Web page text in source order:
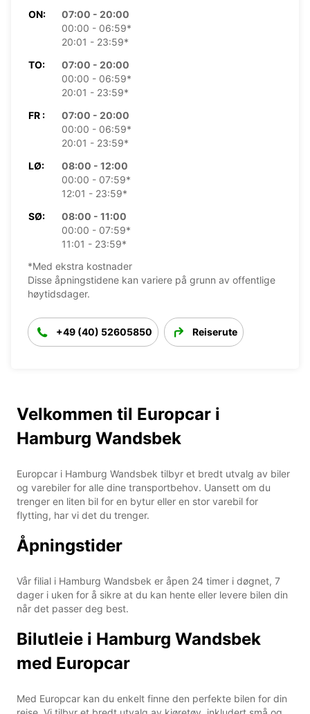
ON:
07:00 - 20:00
00:00 - 06:59*
20:01 - 23:59*
TO:
07:00 - 20:00
00:00 - 06:59*
20:01 - 23:59*
FR :
07:00 - 20:00
00:00 - 06:59*
20:01 - 23:59*
LØ:
08:00 - 12:00
00:00 - 07:59*
12:01 - 23:59*
SØ:
08:00 - 11:00
00:00 - 07:59*
11:01 - 23:59*
*Med ekstra kostnader
Disse åpningstidene kan variere på grunn av offentlige
høytidsdager.
+49 (40) 52605850 Reiserute
Velkommen til Europcar i
Hamburg Wandsbek
Europcar i Hamburg Wandsbek tilbyr et bredt utvalg av biler
og varebiler for alle dine transportbehov. Uansett om du
trenger en liten bil for en bytur eller en stor varebil for
flytting, har vi det du trenger.
Åpningstider
Vår filial i Hamburg Wandsbek er åpen 24 timer i døgnet, 7
dager i uken for å sikre at du kan hente eller levere bilen din
når det passer deg best.
Bilutleie i Hamburg Wandsbek
med Europcar
Med Europcar kan du enkelt finne den perfekte bilen for din